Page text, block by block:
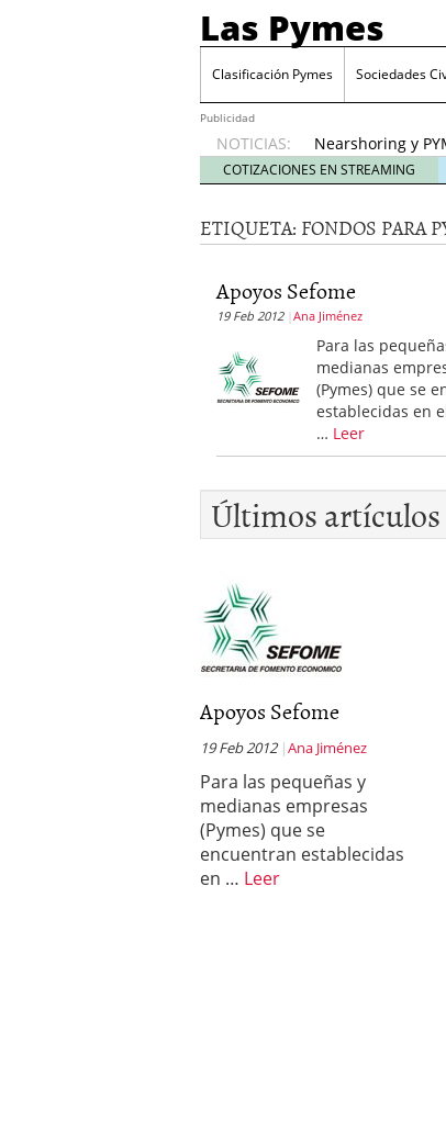
Las Pymes
Clasificación Pymes Sociedades
Publicidad
NOTICIAS:
Retos de las
para la
Turismo y
Nearshoring y
suministro 21
El impacto del
Proveedores de
Retos de las
para la demanda
Turismo y
demanda 26
COTIZACIONES EN STREAMING
ETIQUETA: FONDOS PARA
Apoyos Sefome
19 Feb 2012 Ana Jiménez
Para las
medianas
(Pymes) que se
establecidas en
… Leer
Últimos artículos
Apoyos Sefome
19 Feb 2012 Ana Jiménez
Para las pequeñas y
medianas empresas
(Pymes) que se
encuentran establecidas
en … Leer